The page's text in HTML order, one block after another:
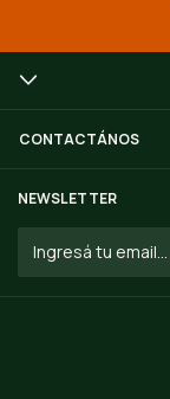
CONTACTÁNOS
NEWSLETTER